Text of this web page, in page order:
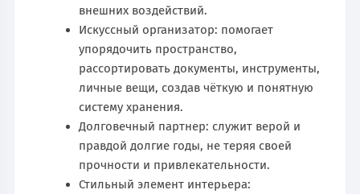
внешних воздействий.
Искусcный организатор: помогает
упорядочить пространство,
рассортировать документы, инструменты,
личные вещи, создав чёткую и понятную
систему хранения.
Долговечный партнер: служит верой и
правдой долгие годы, не теряя своей
прочности и привлекательности.
Стильный элемент интерьера: